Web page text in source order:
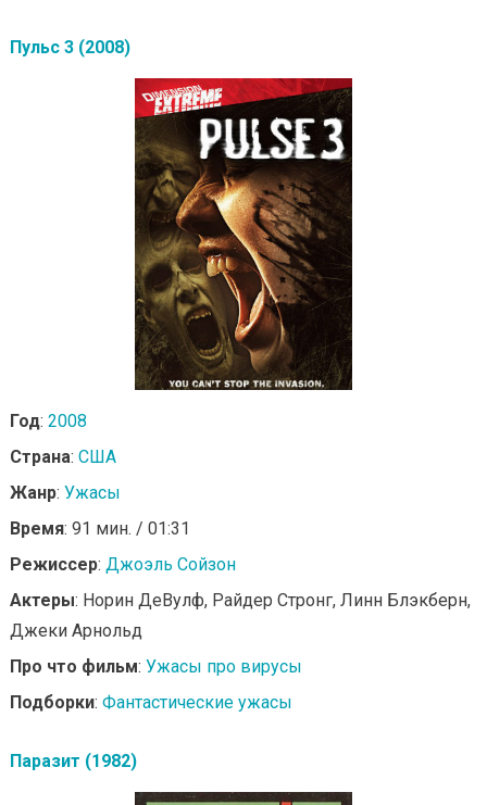
Пульс 3 (2008)
Год: 2008
Страна: США
Жанр: Ужасы
Время: 91 мин. / 01:31
Режиссер: Джоэль Сойзон
Актеры: Норин ДеВулф, Райдер Стронг, Линн Блэкберн,
Джеки Арнольд
Про что фильм: Ужасы про вирусы
Подборки: Фантастические ужасы
Паразит (1982)